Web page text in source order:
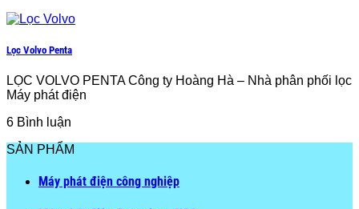
Lọc Volvo Penta
LỌC VOLVO PENTA Công ty Hoàng Hà – Nhà phân phối lọc
Máy phát điện
6 Bình luận
SẢN PHẨM
Máy phát điện công nghiệp